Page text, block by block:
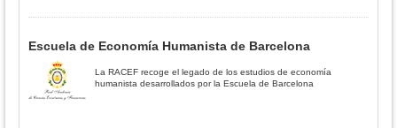
Escuela de Economía Humanista de Barcelona
La RACEF recoge el legado de los estudios de economía
humanista desarrollados por la Escuela de Barcelona